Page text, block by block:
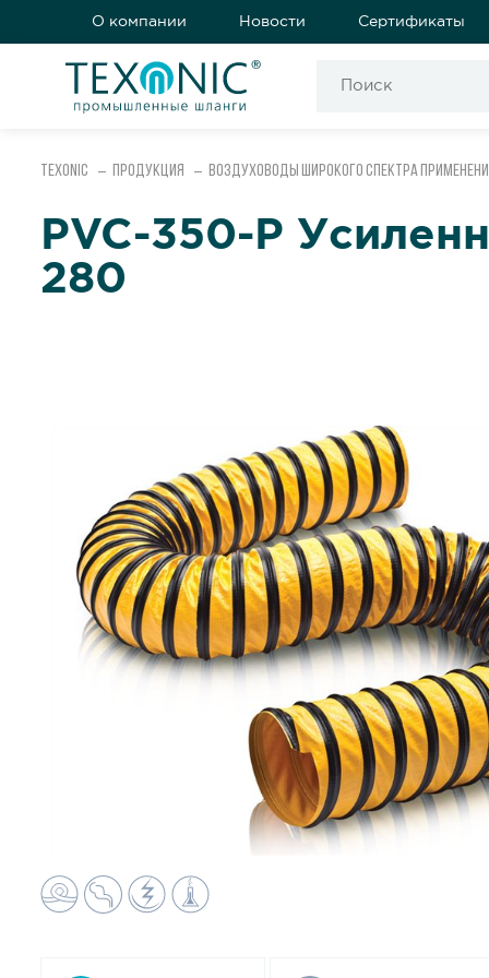
О компании Новости Сертификаты
Texonic Продукция Воздуховоды широкого спектра
PVC-350-P
280